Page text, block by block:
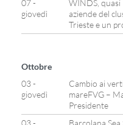
07 -
giovedì
WINDS,
aziende del
Trieste e un
Ottobre
03 -
giovedì
Cambio ai
mareFVG –
Presidente
03 -
Barcolana